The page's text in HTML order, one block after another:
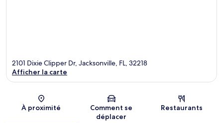
Carte
2101 Dixie Clipper Dr, Jacksonville, FL, 32218
Afficher la carte
À proximité
Comment se
déplacer
Restaurants